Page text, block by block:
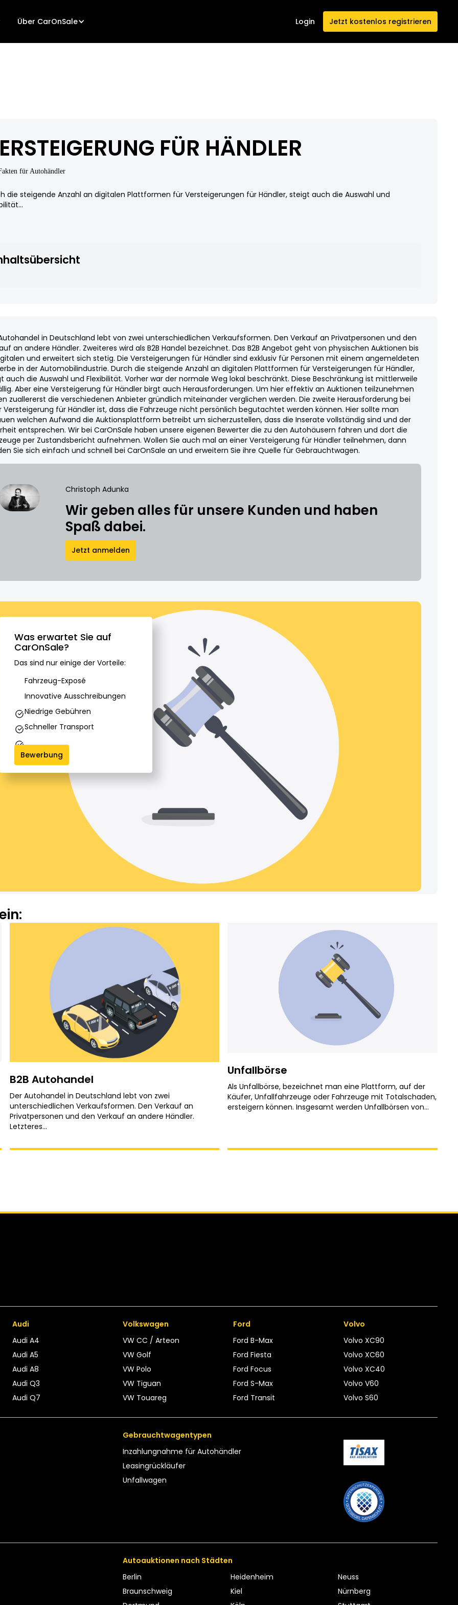
Über CarOnSale Login Jetzt kostenlos registrieren
FÜR HÄNDLER
für Autohändler
die steigende Anzahl an digitalen Plattformen für Versteigerungen für Händler, steigt auch die Auswahl und
in Deutschland lebt von zwei unterschiedlichen Verkaufsformen. Den Verkauf an Privatpersonen und den
an andere Händler. Zweiteres wird als B2B Handel bezeichnet. Das B2B Angebot geht von physischen Auktionen bis
und erweitert sich stetig. Die Versteigerungen für Händler sind exklusiv für Personen mit einem angemeldeten
in der Automobilindustrie. Durch die steigende Anzahl an digitalen Plattformen für Versteigerungen für Händler,
auch die Auswahl und Flexibilität. Vorher war der normale Weg lokal beschränkt. Diese Beschränkung ist mittlerweile
Aber eine Versteigerung für Händler birgt auch Herausforderungen. Um hier effektiv an Auktionen teilzunehmen
zuallererst die verschiedenen Anbieter gründlich miteinander verglichen werden. Die zweite Herausforderung bei
Versteigerung für Händler ist, dass die Fahrzeuge nicht persönlich begutachtet werden können. Hier sollte man
welchen Aufwand die Auktionsplattform betreibt um sicherzustellen, dass die Inserate vollständig sind und der
entsprechen. Wir bei CarOnSale haben unsere eigenen Bewerter die zu den Autohäusern fahren und dort die
per Zustandsbericht aufnehmen. Wollen Sie auch mal an einer Versteigerung für Händler teilnehmen, dann
Sie sich einfach und schnell bei CarOnSale an und erweitern Sie ihre Quelle für Gebrauchtwagen.
Christoph Adunka
Wir geben alles für unsere Kunden und haben
Spaß dabei.
Jetzt anmelden
Was erwartet Sie auf
CarOnSale?
Das sind nur einige der Vorteile:
Fahrzeug-Exposé
Innovative Ausschrei­bungen
Niedrige Gebühren
Schneller Transport
Bewerbung
B2B Autohandel
Der Autohandel in Deutschland lebt von zwei
unterschiedlichen Verkaufsformen. Den Verkauf an
Privatpersonen und den Verkauf an andere Händler.
Letzteres...
Unfallbörse
Als Unfallbörse, bezeichnet man eine Plattform, auf der
Käufer, Unfallfahrzeuge oder Fahrzeuge mit Totalschaden,
ersteigern können. Insgesamt werden Unfallbörsen von...
Audi
Audi A4
Audi A5
Audi A8
Audi Q3
Audi Q7
Volkswagen
VW CC / Arteon
VW Golf
VW Polo
VW Tiguan
VW Touareg
Ford
Ford B-Max
Ford Fiesta
Ford Focus
Ford S-Max
Ford Transit
Volvo
Volvo XC90
Volvo XC60
Volvo XC40
Volvo V60
Volvo S60
Gebrauchtwagentypen
Inzahlungnahme für Autohändler
Leasing­rückläufer
Unfallwagen
Autoauktionen nach Städten
Berlin
Braunschweig
Heidenheim
Kiel
Neuss
Nürnberg